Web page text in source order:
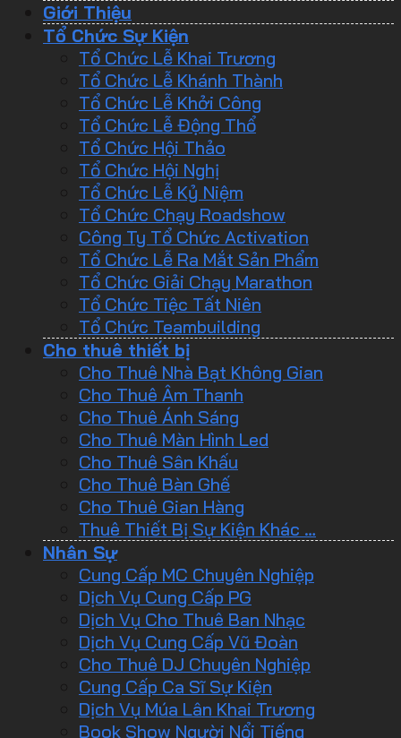
Giới Thiệu
Tổ Chức Sự Kiện
Tổ Chức Lễ Khai Trương
Tổ Chức Lễ Khánh Thành
Tổ Chức Lễ Khởi Công
Tổ Chức Lễ Động Thổ
Tổ Chức Hội Thảo
Tổ Chức Hội Nghị
Tổ Chức Lễ Kỷ Niệm
Tổ Chức Chạy Roadshow
Công Ty Tổ Chức Activation
Tổ Chức Lễ Ra Mắt Sản Phẩm
Tổ Chức Giải Chạy Marathon
Tổ Chức Tiệc Tất Niên
Tổ Chức Teambuilding
Cho thuê thiết bị
Cho Thuê Nhà Bạt Không Gian
Cho Thuê Âm Thanh
Cho Thuê Ánh Sáng
Cho Thuê Màn Hình Led
Cho Thuê Sân Khấu
Cho Thuê Bàn Ghế
Cho Thuê Gian Hàng
Thuê Thiết Bị Sự Kiện Khác …
Nhân Sự
Cung Cấp MC Chuyên Nghiệp
Dịch Vụ Cung Cấp PG
Dịch Vụ Cho Thuê Ban Nhạc
Dịch Vụ Cung Cấp Vũ Đoàn
Cho Thuê DJ Chuyên Nghiệp
Cung Cấp Ca Sĩ Sự Kiện
Dịch Vụ Múa Lân Khai Trương
Book Show Người Nổi Tiếng